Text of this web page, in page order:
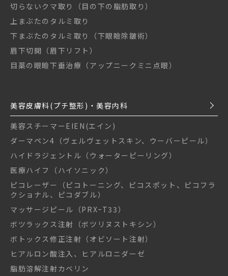
切らないクマ取り（目の下の脂肪取り）
上まぶたのタルミ取り
下まぶたのタルミ取り（下眼瞼除皺術）
眉下切開（眉下リフト）
目薬の眼瞼下垂治療（アップニークミニ点眼）
美容皮膚科(プチ整形)・美容内科
美容スチーマーEIEN(エイン)
ダーマペン4（ヴェルヴェットスキン、ウーバーピール）
ハイドラジェントル（ウォーターピーリング）
医療ハイフ（ハイソニック）
ピコレーザー（ピコトーニング、ピコスポット、ピコフラ
クショナル、ピコダブル）
マッサージピール（PRXｰT33）
ボツラックス注射（ボツリヌストキシン）
ボトックス修正注射（オビソート注射）
ヒアルロン酸注入、ヒアルロニダーゼ
脂肪溶解注射カベリン